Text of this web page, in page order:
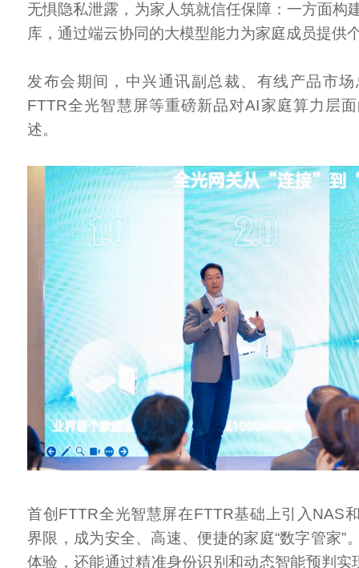
无惧隐私泄露，为家人筑就信任保障：一方面构
库，通过端云协同的大模型能力为家庭成员提供
发布会期间，中兴通讯副总裁、有线产品市
FTTR全光智慧屏等重磅新品对AI家庭算力层
述。
首创FTTR全光智慧屏在FTTR基础上引入NAS
界限，成为安全、高速、便捷的家庭“数字管家”
体验，还能通过精准身份识别和动态智能预判实